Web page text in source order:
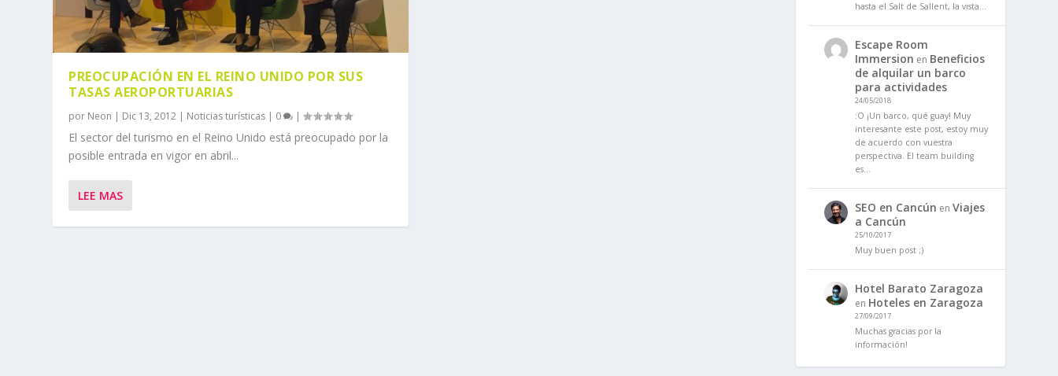
PREOCUPACIÓN EN EL REINO UNIDO POR SUS
TASAS AEROPORTUARIAS
por Neon | Dic 13, 2012 | Noticias turísticas | 0 |
El sector del turismo en el Reino Unido está preocupado por la
posible entrada en vigor en abril...
LEE MAS
hasta el Salt de Sallent, la vista…
Escape Room
Immersion en Beneficios
de alquilar un barco
para actividades
24/05/2018
:O ¡Un barco, qué guay! Muy
interesante este post, estoy muy
de acuerdo con vuestra
perspectiva. El team building
es…
SEO en Cancún en Viajes
a Cancún
25/10/2017
Muy buen post ;)
Hotel Barato Zaragoza
en Hoteles en Zaragoza
27/09/2017
Muchas gracias por la
información!